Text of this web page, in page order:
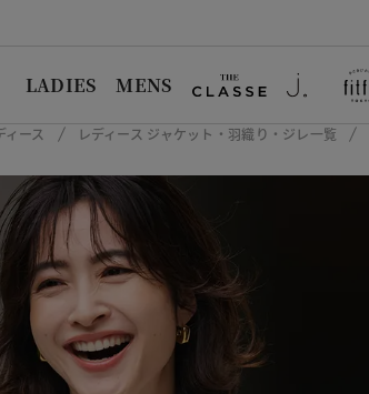
LADIES MENS
ィース レディース ジャケット・羽織り・ジレ一覧